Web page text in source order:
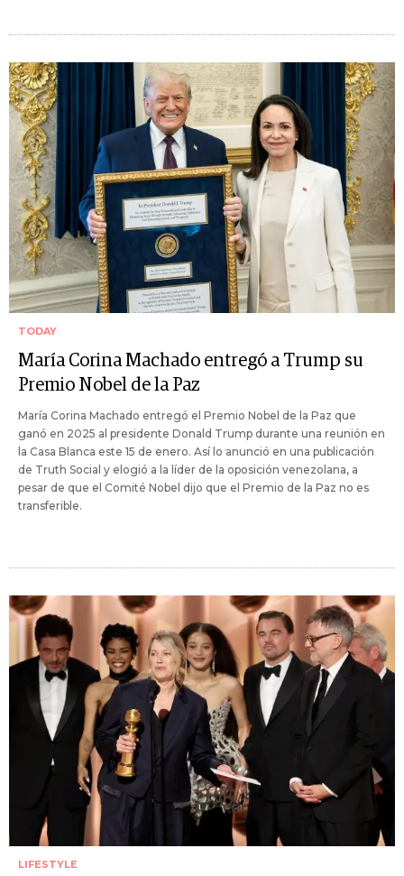
TODAY
María Corina Machado entregó a Trump su
Premio Nobel de la Paz
María Corina Machado entregó el Premio Nobel de la Paz que
ganó en 2025 al presidente Donald Trump durante una reunión en
la Casa Blanca este 15 de enero. Así lo anunció en una publicación
de Truth Social y elogió a la líder de la oposición venezolana, a
pesar de que el Comité Nobel dijo que el Premio de la Paz no es
transferible.
LIFESTYLE